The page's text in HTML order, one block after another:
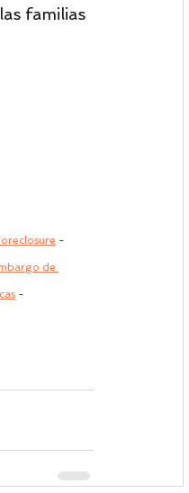
familias
-
de
-